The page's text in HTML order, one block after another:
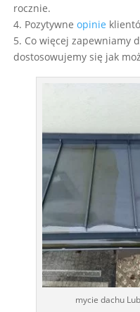
rocznie.
4. Pozytywne opinie
5. Co więcej zapewniamy
dostosowujemy się jak
mycie dachu